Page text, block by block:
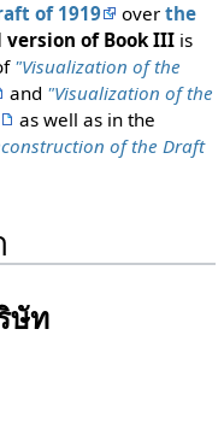
of 1919 overthe
version of Book III is
"Visualization of the
and "Visualization of the
as well as in the
of the Draft
ษัท